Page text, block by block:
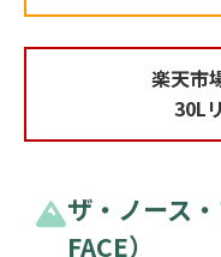
楽天市
30L
ザ・ノース
FACE）